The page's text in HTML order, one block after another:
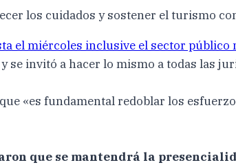
los cuidados y sostener el turismo
el miércoles inclusive el sector
y se invitó a hacer lo mismo a todas las
«es fundamental redoblar los
que se mantendrá la